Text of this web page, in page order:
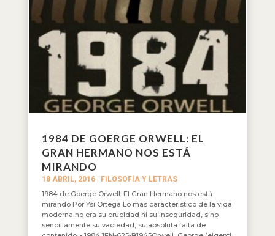
1984 DE GOERGE ORWELL: EL
GRAN HERMANO NOS ESTÁ
MIRANDO
18 ABRIL, 2016|
FILOSOFÍA Y LETRAS
1984 de Goerge Orwell: El Gran Hermano nos está
mirando Por Ysi Ortega Lo más característico de la vida
moderna no era su crueldad ni su inseguridad, sino
sencillamente su vaciedad, su absoluta falta de